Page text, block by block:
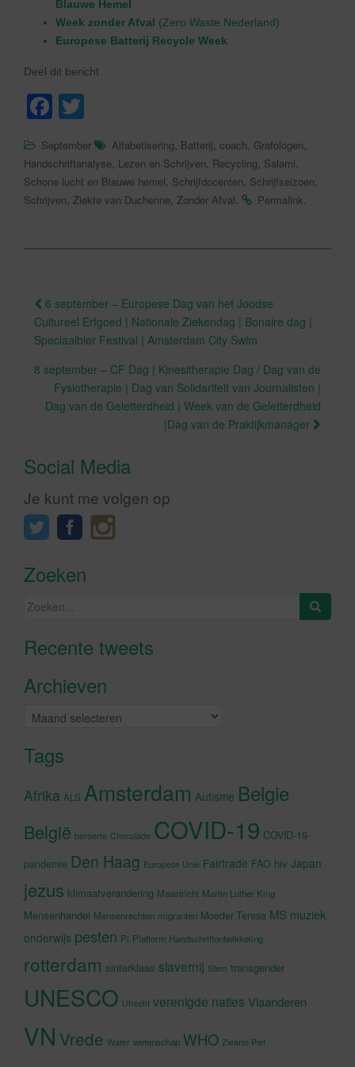
Blauwe Hemel
Week zonder Afval (Zero Waste Nederland)
Europese Batterij Recycle Week
Deel dit bericht
F
c
e
b
o
tt
er
September Alfabetisering, Batterij, coach, Grafologen,
Handschriftanalyse, Lezen en Schrijven, Recycling, Salami,
Schone lucht en Blauwe hemel, Schrijfdocenten, Schrijfseizoen,
Schrijven, Ziekte van Duchenne, Zonder Afval. Permalink.
Berichtnavigatie
6 september – Europese Dag van het Joodse
Cultureel Erfgoed | Nationale Ziekendag | Bonaire dag |
Speciaalbier Festival | Amsterdam City Swim
8 september – CF Dag | Kinesitherapie Dag / Dag van de
Fysiotherapie | Dag van Solidariteit van Journalisten |
Dag van de Geletterdheid | Week van de Geletterdheid
|Dag van de Praktijkmanager
Social Media
Je kunt me volgen op
Zoeken
Zoeken
Recente tweetsKlik om marketing cookies te
Archieven
Archieven
Tags
Afrika ALS Amsterdam Autisme Belgie
België beroerte Chocolade COVID-19 COVID-19-
pandemie Den Haag Europese Unie Fairtrade FAO hiv Japan
jezus klimaatverandering Maastricht Martin Luther King
Mensenhandel Mensenrechten migranten Moeder Teresa MS muziek
onderwijs pesten Pi Platform Handschriftontwikkeling
rotterdam sinterklaas slavernij Stem transgender
UNESCO Utrecht verenigde naties Vlaanderen
VN Vrede Water wetenschap WHO Zwarte Piet